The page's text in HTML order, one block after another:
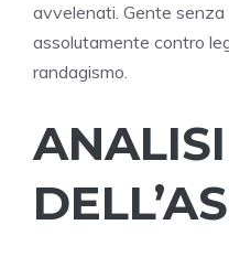
avvelenati. Gente
assolutamente contro
randagismo.
ANALISI